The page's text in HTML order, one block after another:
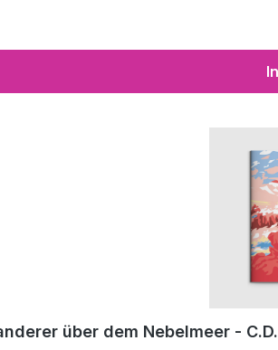
über dem Nebelmeer -